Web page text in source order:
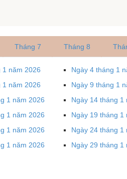
Tháng 7 Tháng 8
1 năm 2026 Ngày 4 tháng 1
1 năm 2026 Ngày 9 tháng 1
1 năm 2026 Ngày 14 tháng 1
1 năm 2026 Ngày 19 tháng 1
1 năm 2026 Ngày 24 tháng 1
1 năm 2026 Ngày 29 tháng 1